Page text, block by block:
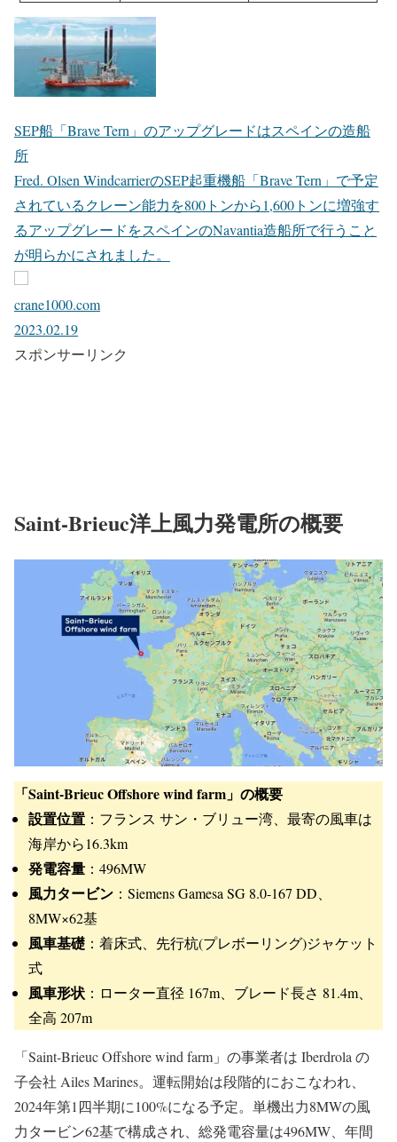
SEP船「Brave Tern」のアップグレードはスペインの造船
所
Fred. Olsen WindcarrierのSEP起重機船「Brave Tern」で予定
されているクレーン能力を800トンから1,600トンに増強す
るアップグレードをスペインのNavantia造船所で行うこと
が明らかにされました。
crane1000.com
2023.02.19
スポンサーリンク
Saint-Brieuc洋上風力発電所の概要
「Saint-Brieuc Offshore wind farm」の概要
設置位置 ：フランス サン・ブリュー湾、最寄の風車は
海岸から16.3km
発電容量 ：496MW
風力タービン ：Siemens Gamesa SG 8.0-167 DD、
8MW×62基
風車基礎 ：着床式、先行杭(プレボーリング)ジャケット
式
風車形状 ：ローター直径 167m、ブレード長さ 81.4m、
全高 207m
「Saint-Brieuc Offshore wind farm」の事業者は Iberdrola の
子会社 Ailes Marines。運転開始は段階的におこなわれ、
2024年第1四半期に100%になる予定。単機出力8MWの風
力タービン62基で構成され、総発電容量は496MW、年間